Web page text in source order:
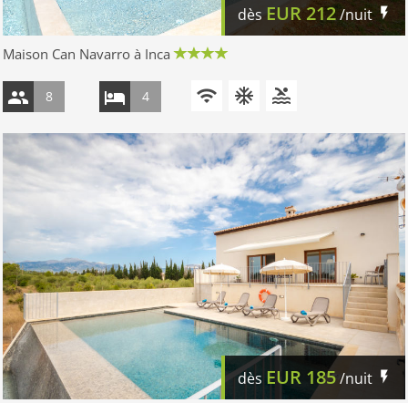
dès EUR212/nuit
Maison Can Navarro à Inca
8 4
dès EUR 185/nuit